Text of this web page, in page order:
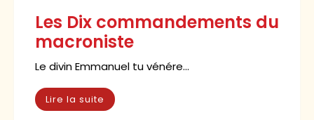
Les Dix commandements du
macroniste
Le divin Emmanuel tu vénére...
Lire la suite